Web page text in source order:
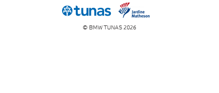
© BMW TUNAS 2026